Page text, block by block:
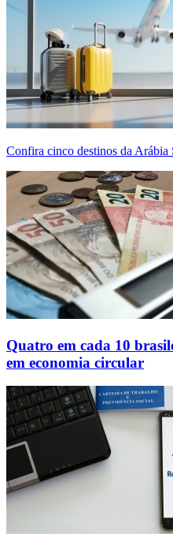
Confira cinco destinos da
Quatro em cada 10
em economia circular